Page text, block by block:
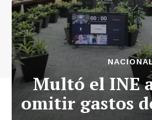
Multó el INE
omitir gastos